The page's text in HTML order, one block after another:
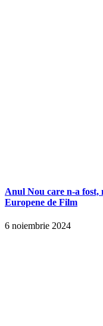
Anul Nou care n-a fost,
Europene de Film
6 noiembrie 2024